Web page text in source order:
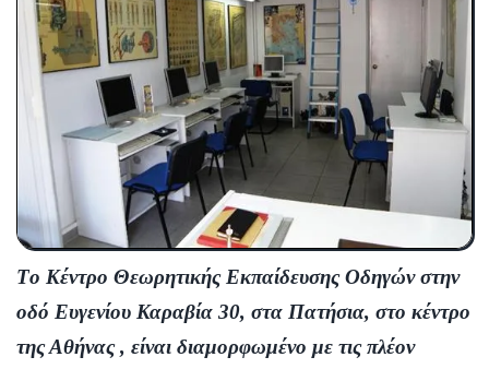
Τo Κέντρο Θεωρητικής Εκπαίδευσης Οδηγών στην
οδό Ευγενίου Καραβία 30, στα Πατήσια, στο κέντρο
της Αθήνας , είναι διαμορφωμένο με τις πλέον